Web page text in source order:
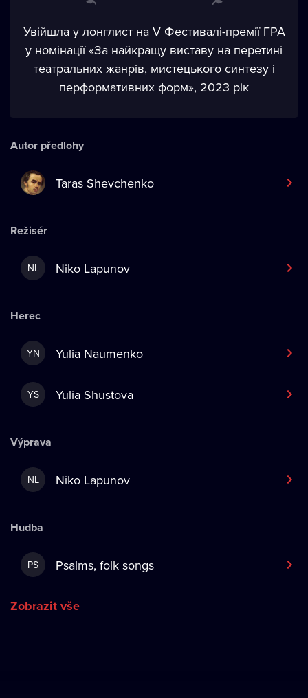
Увійшла у лонглист на V Фестивалі-премії ГРА
у номінації «За найкращу виставу на перетині
театральних жанрів, мистецького синтезу і
перформативних форм», 2023 рік
Autor předlohy
Taras Shevchenko
Režisér
NL Niko Lapunov
Herec
YN Yulia Naumenko
YS Yulia Shustova
Výprava
NL Niko Lapunov
Hudba
PS Psalms, folk songs
Zobrazit vše